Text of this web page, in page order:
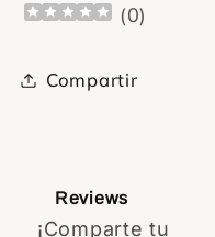
(0)
Compartir
Reviews
¡Comparte tu